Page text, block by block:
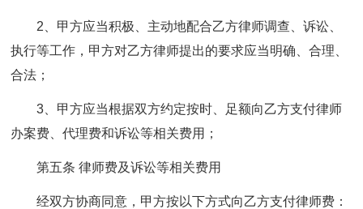
2、甲方应当积极、主动地配合乙方律师调查、诉讼、
执行等工作，甲方对乙方律师提出的要求应当明确、合理、
合法；
3、甲方应当根据双方约定按时、足额向乙方支付律师
办案费、代理费和诉讼等相关费用；
第五条 律师费及诉讼等相关费用
经双方协商同意，甲方按以下方式向乙方支付律师费：